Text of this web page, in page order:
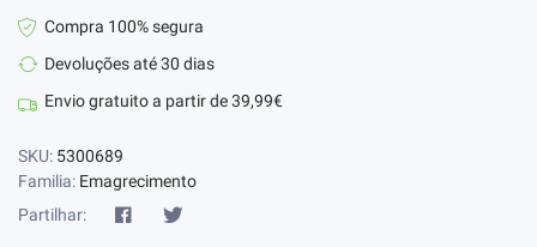
Compra 100% segura
Devoluções até 30 dias
Envio gratuito a partir de 39,99€
SKU: 5300689
Familia: Emagrecimento
Partilhar: